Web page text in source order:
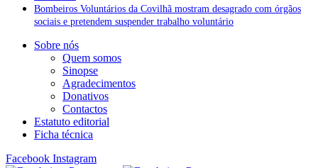
Bombeiros Voluntários da Covilhã mostram desagrado com órgãos
sociais e pretendem suspender trabalho voluntário
Sobre nós
Quem somos
Sinopse
Agradecimentos
Donativos
Contactos
Estatuto editorial
Ficha técnica
Facebook Instagram